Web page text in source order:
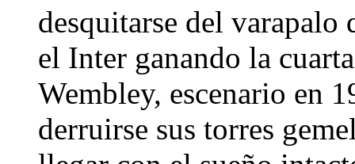
desquitarse del
el Inter ganando la
Wembley, escenario en
derruirse sus torres